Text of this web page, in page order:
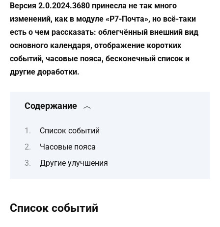
Версия 2.0.2024.3680 принесла не так много
изменений, как в модуле «Р7-Почта», но всё-таки
есть о чем рассказать: облегчённый внешний вид
основного календаря, отображение коротких
событий, часовые пояса, бесконечный список и
другие доработки.
Содержание
Список событий
Часовые пояса
Другие улучшения
Список событий